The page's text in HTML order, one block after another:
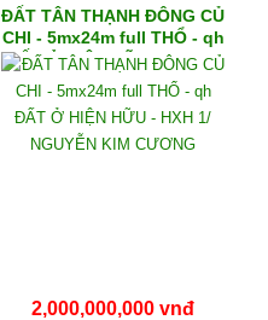
ĐẤT TÂN THẠNH ĐÔNG CỦ
CHI - 5mx24m full THỔ - qh
ĐẤT Ở HIỆN HỮU - HXH 1/
NGUYỄN KIM CƯƠNG
2,000,000,000 vnđ